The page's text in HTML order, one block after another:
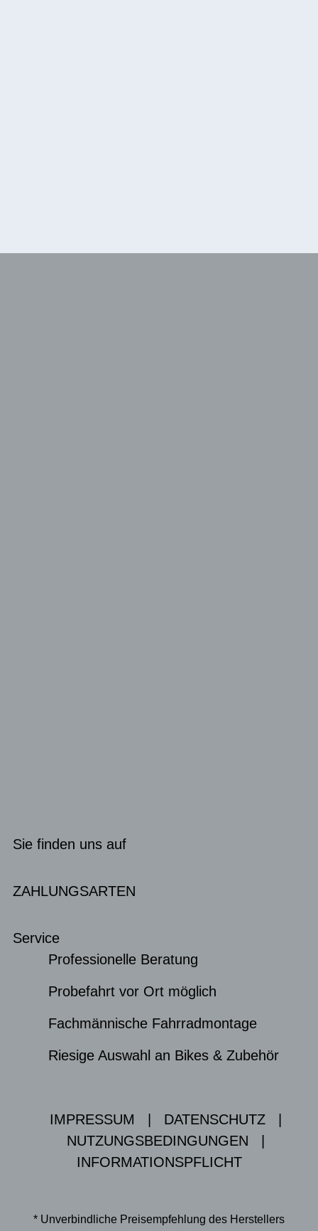
Sie finden uns auf
ZAHLUNGSARTEN
Service
Professionelle Beratung
Probefahrt vor Ort möglich
Fachmännische Fahrradmontage
Riesige Auswahl an Bikes & Zubehör
IMPRESSUM DATENSCHUTZ
NUTZUNGSBEDINGUNGEN
INFORMATIONSPFLICHT
* Unverbindliche Preisempfehlung des Herstellers